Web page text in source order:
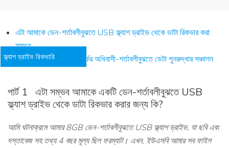
এটা আমাকে ডেন-শর্তাবলীবুঝতে USB ফ্ল্যাশ ড্রাইভ থেকে ডাটা রিকভার করা
সম্ভব
3 টি ধাপের মাধ্যমে ডেনমার্কের অধিবাসী-শর্তাবলীবুঝতে ডেটা পুনরুদ্ধার সঞ্চালন
পার্ট 1
এটা সম্ভব আমাকে একটি ডেন-শর্তাবলীবুঝতে USB
ফ্ল্যাশ ড্রাইভ থেকে ডাটা রিকভার করার জন্য কি?
আমি ঘটনাক্রমে আমার 8GB ডেন-শর্তাবলীবুঝতে USB ফ্ল্যাশ ড্রাইভ, যা ছবি এবং
দস্তাবেজ সহ তথ্য 4 বছর মূল্য ছিল ফরম্যাট। এখন, ইউএসবি আমার সব ফাইল
ফ্ল্যাশ ড্রাইভ রিকভারি